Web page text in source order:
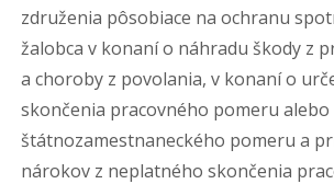
združenia pôsobiace na ochranu
žalobca v konaní o náhradu škody z
a choroby z povolania, v konaní o
skončenia pracovného pomeru alebo
štátnozamestnaneckého pomeru a
nárokov z neplatného skončenia